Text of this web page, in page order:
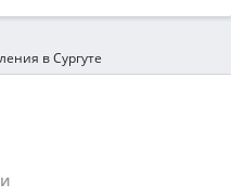
в Сургуте